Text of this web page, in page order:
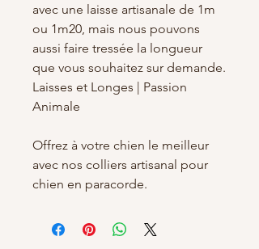
avec une laisse artisanale de 1m
ou 1m20, mais nous pouvons
aussi faire tressée la longueur
que vous souhaitez sur demande.
Laisses et Longes | Passion
Animale
Offrez à votre chien le meilleur
avec nos colliers artisanal pour
chien en paracorde.